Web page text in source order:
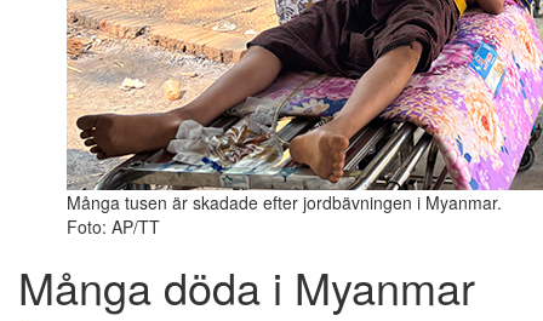
Många tusen är skadade efter jordbävningen i Myanmar.
Foto: AP/TT
Många döda i Myanmar